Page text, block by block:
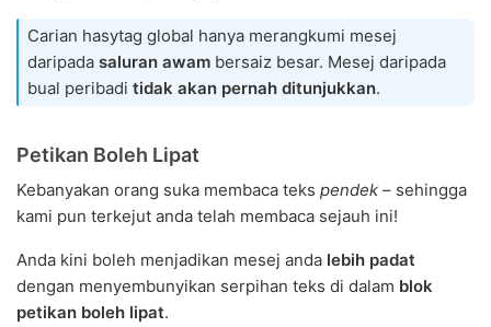
Carian hasytag global hanya merangkumi mesej
daripada saluran awam bersaiz besar. Mesej daripada
bual peribadi tidak akan pernah ditunjukkan.
Petikan Boleh Lipat
Kebanyakan orang suka membaca teks pendek – sehingga
kami pun terkejut anda telah membaca sejauh ini!
Anda kini boleh menjadikan mesej anda lebih padat
dengan menyembunyikan serpihan teks di dalam blok
petikan boleh lipat.